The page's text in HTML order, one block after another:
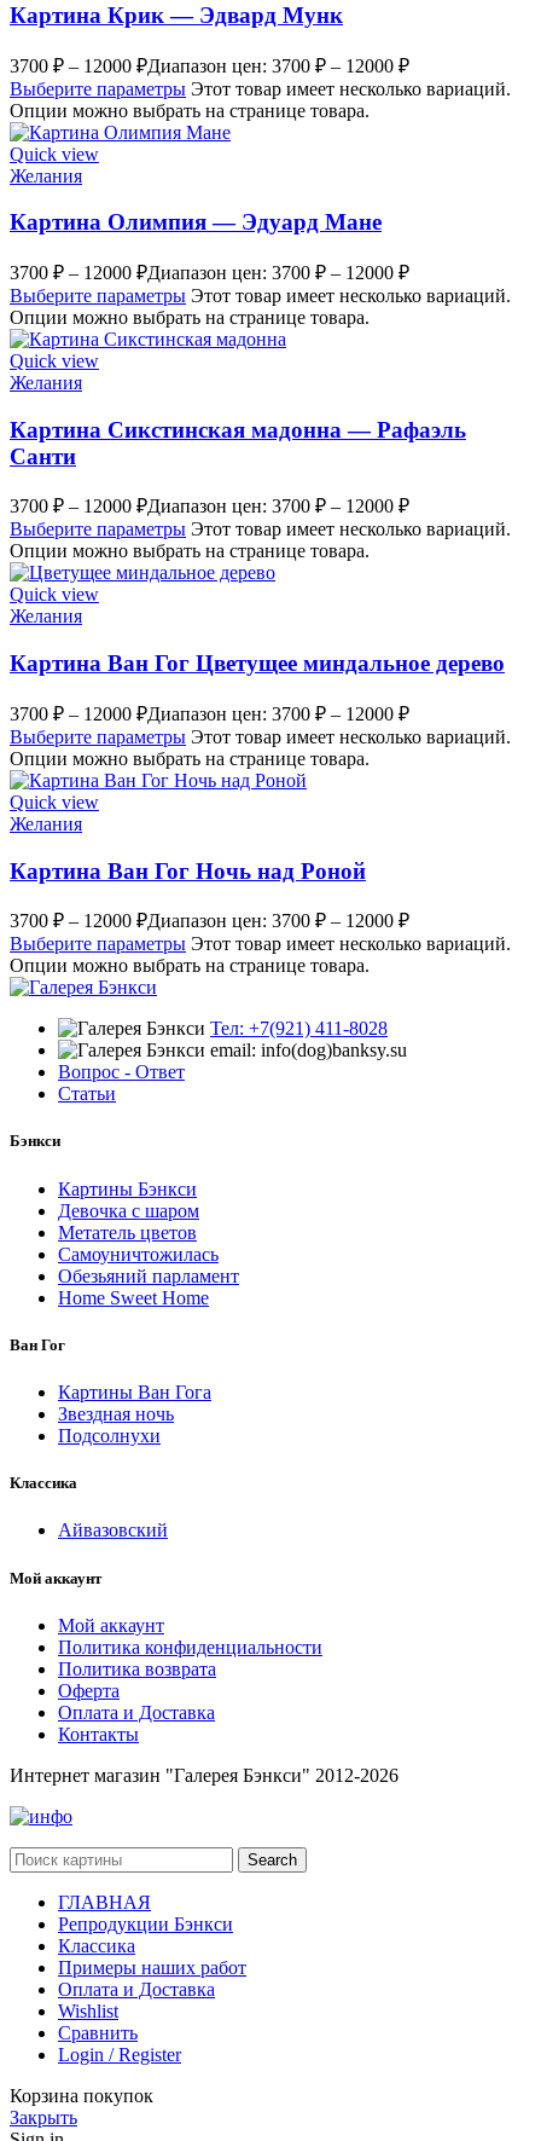
Картина Крик — Эдвард Мунк
3700 ₽ – 12000 ₽Диапазон цен: 3700 ₽ – 12000 ₽
Выберите параметры Этот товар имеет несколько вариаций.
Опции можно выбрать на странице товара.
Quick view
Желания
Картина Олимпия — Эдуард Мане
3700 ₽ – 12000 ₽Диапазон цен: 3700 ₽ – 12000 ₽
Выберите параметры Этот товар имеет несколько вариаций.
Опции можно выбрать на странице товара.
Quick view
Желания
Картина Сикстинская мадонна — Рафаэль
Санти
3700 ₽ – 12000 ₽Диапазон цен: 3700 ₽ – 12000 ₽
Выберите параметры Этот товар имеет несколько вариаций.
Опции можно выбрать на странице товара.
Quick view
Желания
Картина Ван Гог Цветущее миндальное дерево
3700 ₽ – 12000 ₽Диапазон цен: 3700 ₽ – 12000 ₽
Выберите параметры Этот товар имеет несколько вариаций.
Опции можно выбрать на странице товара.
Quick view
Желания
Картина Ван Гог Ночь над Роной
3700 ₽ – 12000 ₽Диапазон цен: 3700 ₽ – 12000 ₽
Выберите параметры Этот товар имеет несколько вариаций.
Опции можно выбрать на странице товара.
Тел: +7(921) 411-8028
email: info(dog)banksy.su
Вопрос - Ответ
Статьи
Бэнкси
Картины Бэнкси
Девочка с шаром
Метатель цветов
Самоуничтожилась
Обезьяний парламент
Home Sweet Home
Ван Гог
Картины Ван Гога
Звездная ночь
Подсолнухи
Классика
Айвазовский
Мой аккаунт
Мой аккаунт
Политика конфиденциальности
Политика возврата
Оферта
Оплата и Доставка
Контакты
Интернет магазин "Галерея Бэнкси" 2012-2026
Search
ГЛАВНАЯ
Репродукции Бэнкси
Классика
Примеры наших работ
Оплата и Доставка
Wishlist
Сравнить
Login / Register
Корзина покупок
Закрыть